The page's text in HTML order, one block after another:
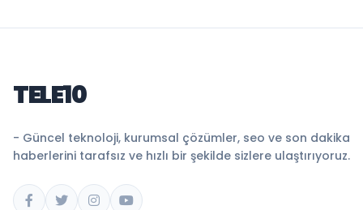
TELE10
- Güncel teknoloji, kurumsal çözümler, seo ve son dakika
haberlerini tarafsız ve hızlı bir şekilde sizlere ulaştırıyoruz.